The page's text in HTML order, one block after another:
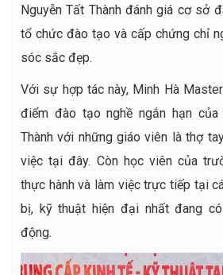
Nguyễn Tất Thành đánh giá cơ sở
tổ chức đào tạo và cấp chứng chỉ
sóc sắc đẹp.
Với sự hợp tác này, Minh Hà
điểm đào tạo nghề ngắn hạn của
Thành với những giáo viên là thợ
việc tại đây. Còn học viên của
thực hành và làm việc trực tiếp tại
bị, kỹ thuật hiện đại nhất đang
động.